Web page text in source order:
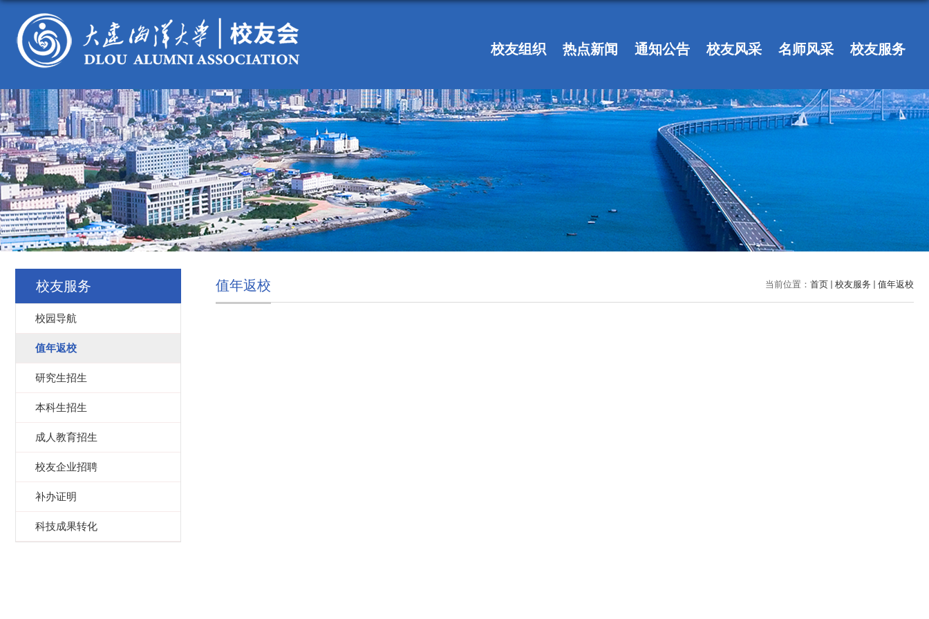
校友组织 热点新闻 通知公告 校友风采 名师风采 校友服务
校友服务
校园导航
值年返校
研究生招生
本科生招生
成人教育招生
校友企业招聘
补办证明
科技成果转化
当前位置： 首页 校友服务 值年返校
值年返校